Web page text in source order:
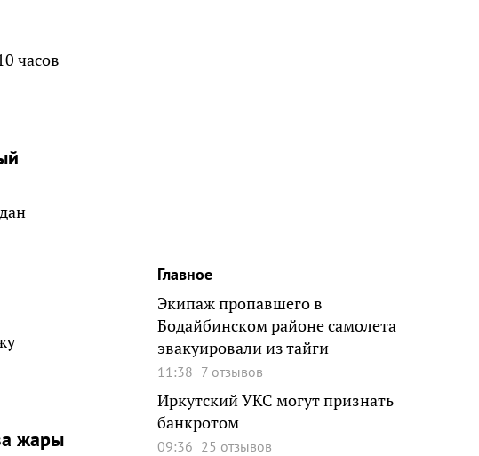
часов
жары
Главное
Экипаж пропавшего в
Бодайбинском районе самолета
эвакуировали из тайги
11:38 7 отзывов
Иркутский УКС могут признать
банкротом
09:36 25 отзывов